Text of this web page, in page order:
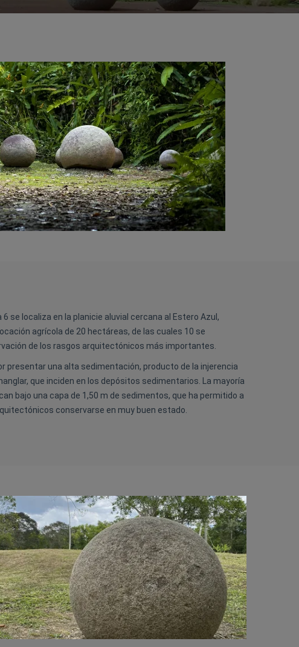
6 se localiza en la planicie aluvial cercana al Estero Azul,
agrícola de 20 hectáreas, de las cuales 10 se
de los rasgos arquitectónicos más importantes.
presentar una alta sedimentación, producto de la injerencia
que inciden en los depósitos sedimentarios. La mayoría
bajo una capa de 1,50 m de sedimentos, que ha permitido a
conservarse en muy buen estado.